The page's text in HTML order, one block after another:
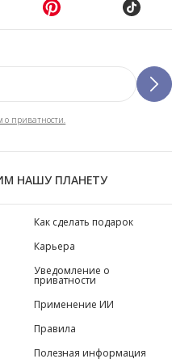
о приватности.
НАШУ ПЛАНЕТУ
Как сделать подарок
Карьера
Уведомление о
приватности
Применение ИИ
Правила
Полезная информация